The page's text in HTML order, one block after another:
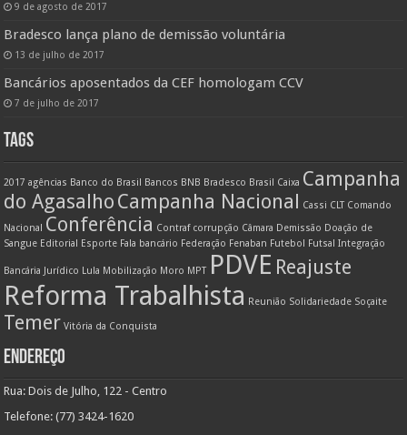
9 de agosto de 2017
Bradesco lança plano de demissão voluntária
13 de julho de 2017
Bancários aposentados da CEF homologam CCV
7 de julho de 2017
TAGS
2017 agências Banco do Brasil Bancos BNB Bradesco Brasil Caixa Campanha
do Agasalho Campanha Nacional Cassi CLT Comando
Nacional
Conferência Contraf corrupção Câmara Demissão Doação de
Sangue Editorial Esporte Fala bancário Federação Fenaban Futebol Futsal Integração
Bancária Jurídico Lula Mobilização Moro MPT PDVE Reajuste
Reforma Trabalhista Reunião Solidariedade Soçaite
Temer Vitória da Conquista
ENDEREÇO
Rua: Dois de Julho, 122 - Centro
Telefone: (77) 3424-1620